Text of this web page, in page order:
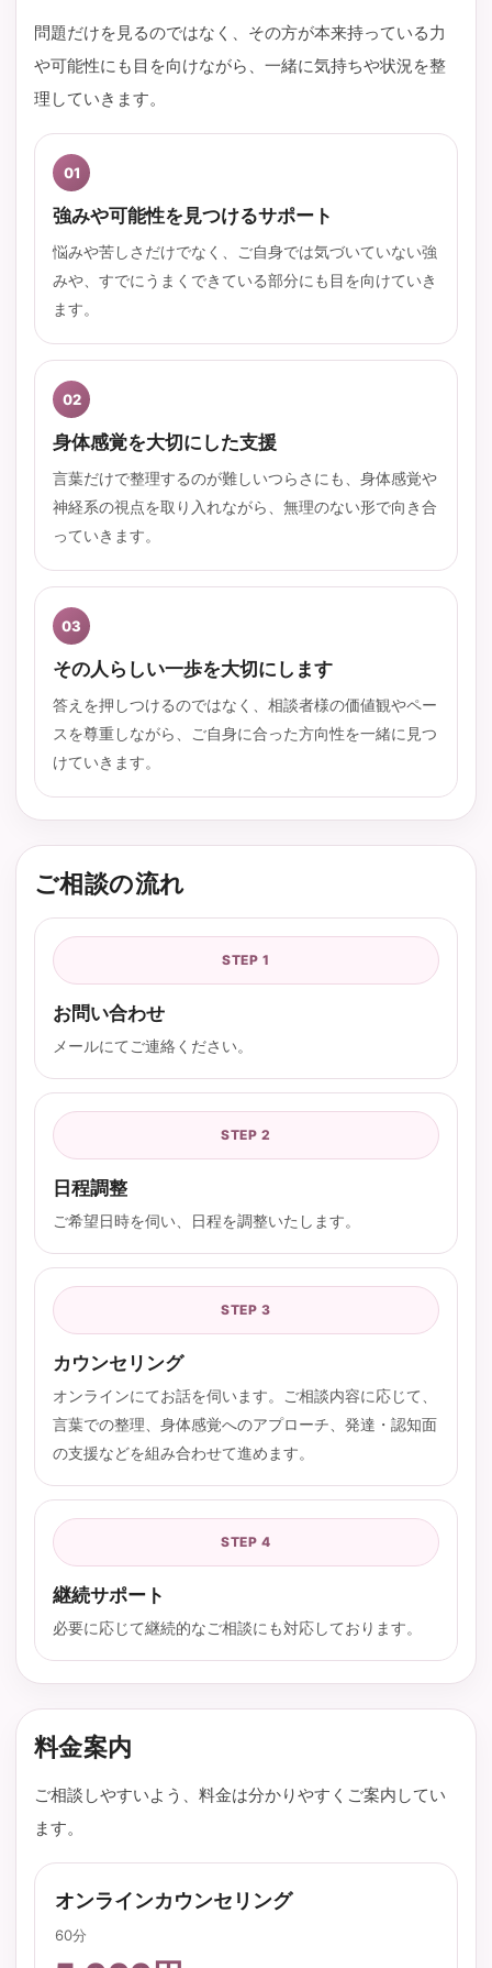
問題だけを見るのではなく、その方が本来持っている力
や可能性にも目を向けながら、一緒に気持ちや状況を整
理していきます。
01
強みや可能性を見つけるサポート
悩みや苦しさだけでなく、ご自身では気づいていない強
みや、すでにうまくできている部分にも目を向けていき
ます。
02
身体感覚を大切にした支援
言葉だけで整理するのが難しいつらさにも、身体感覚や
神経系の視点を取り入れながら、無理のない形で向き合
っていきます。
03
その人らしい一歩を大切にします
答えを押しつけるのではなく、相談者様の価値観やペー
スを尊重しながら、ご自身に合った方向性を一緒に見つ
けていきます。
ご相談の流れ
STEP 1
お問い合わせ
メールにてご連絡ください。
STEP 2
日程調整
ご希望日時を伺い、日程を調整いたします。
STEP 3
カウンセリング
オンラインにてお話を伺います。ご相談内容に応じて、
言葉での整理、身体感覚へのアプローチ、発達・認知面
の支援などを組み合わせて進めます。
STEP 4
継続サポート
必要に応じて継続的なご相談にも対応しております。
料金案内
ご相談しやすいよう、料金は分かりやすくご案内してい
ます。
オンラインカウンセリング
60分